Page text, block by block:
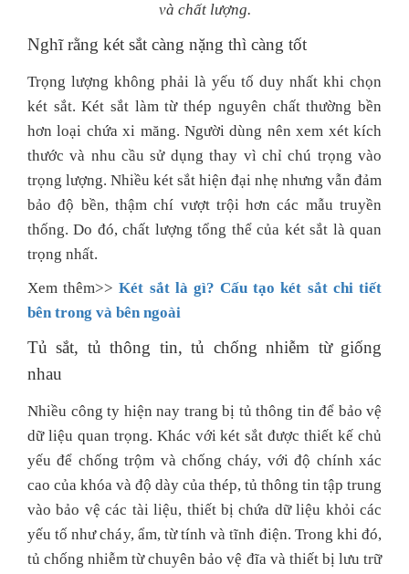
và chất lượng.
Nghĩ rằng két sắt càng nặng thì càng tốt
Trọng lượng không phải là yếu tố duy nhất khi chọn
két sắt. Két sắt làm từ thép nguyên chất thường bền
hơn loại chứa xi măng. Người dùng nên xem xét kích
thước và nhu cầu sử dụng thay vì chỉ chú trọng vào
trọng lượng. Nhiều két sắt hiện đại nhẹ nhưng vẫn đảm
bảo độ bền, thậm chí vượt trội hơn các mẫu truyền
thống. Do đó, chất lượng tổng thể của két sắt là quan
trọng nhất.
Xem thêm>>Két sắt là gì? Cấu tạo két sắt chi tiết
bên trong và bên ngoài
Tủ sắt, tủ thông tin, tủ chống nhiễm từ giống
nhau
Nhiều công ty hiện nay trang bị tủ thông tin để bảo vệ
dữ liệu quan trọng. Khác với két sắt được thiết kế chủ
yếu để chống trộm và chống cháy, với độ chính xác
cao của khóa và độ dày của thép, tủ thông tin tập trung
vào bảo vệ các tài liệu, thiết bị chứa dữ liệu khỏi các
yếu tố như cháy, ẩm, từ tính và tĩnh điện. Trong khi đó,
tủ chống nhiễm từ chuyên bảo vệ đĩa và thiết bị lưu trữ